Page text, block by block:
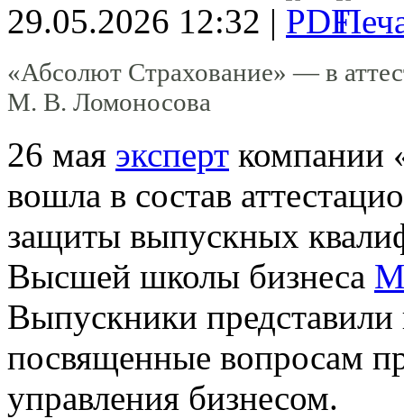
29.05.2026 12:32 |
«Абсолют Страхование» — в
М. В. Ломоносова
26 мая эксперт компании
вошла в состав
защиты выпускных
Высшей школы бизнеса
Выпускники представили
посвященные вопросам
управления бизнесом.